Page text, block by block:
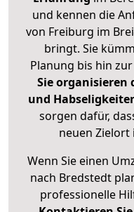
und kennen die
von Freiburg im
bringt. Sie
Planung bis hin
Sie organisieren
und
sorgen dafür,
neuen
Wenn Sie einen
nach Bredstedt
professionelle